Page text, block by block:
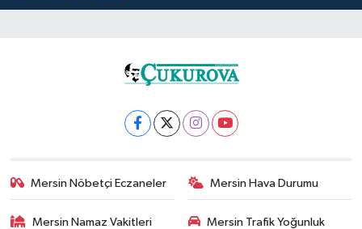
Mersin Nöbetçi Eczaneler Mersin Hava Durumu
Mersin Namaz Vakitleri
Mersin Trafik Yoğunluk